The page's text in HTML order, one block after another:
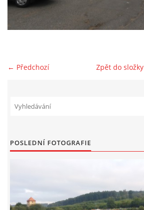
MAPA
← Předchozí Zpět do složky
POSLEDNÍ FOTOGRAFIE